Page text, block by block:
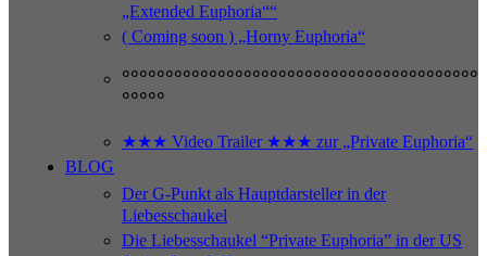
„Extended Euphoria““
( Coming soon ) „Horny Euphoria“
°°°°°°°°°°°°°°°°°°°°°°°°°°°°°°°°°°°°°°°°°
°°°°°
★★★ Video Trailer ★★★ zur „Private Euphoria“
BLOG
Der G-Punkt als Hauptdarsteller in der
Liebesschaukel
Die Liebesschaukel “Private Euphoria” in der US